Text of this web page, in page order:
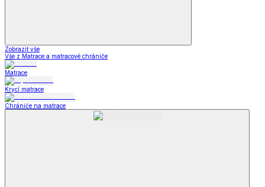
Zobrazit vše
Vše z Matrace a matracové chrániče
Matrace
Krycí matrace
Chrániče na matrace